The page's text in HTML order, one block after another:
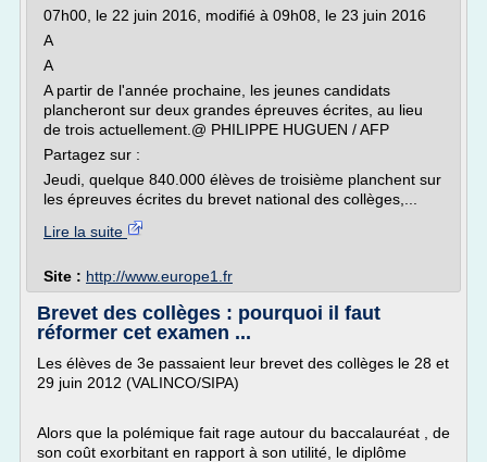
07h00, le 22 juin 2016, modifié à 09h08, le 23 juin 2016
A
A
A partir de l'année prochaine, les jeunes candidats
plancheront sur deux grandes épreuves écrites, au lieu
de trois actuellement.@ PHILIPPE HUGUEN / AFP
Partagez sur :
Jeudi, quelque 840.000 élèves de troisième planchent sur
les épreuves écrites du brevet national des collèges,...
Lire la suite
Site : http://www.europe1.fr
Brevet des collèges : pourquoi il faut
réformer cet examen ...
Les élèves de 3e passaient leur brevet des collèges le 28 et
29 juin 2012 (VALINCO/SIPA)
Alors que la polémique fait rage autour du baccalauréat , de
son coût exorbitant en rapport à son utilité, le diplôme